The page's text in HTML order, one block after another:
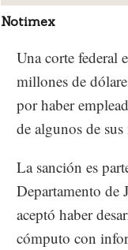
Notimex
Una corte federal
millones de
por haber
de algunos de
La sanción es
Departamento de
aceptó haber
cómputo con